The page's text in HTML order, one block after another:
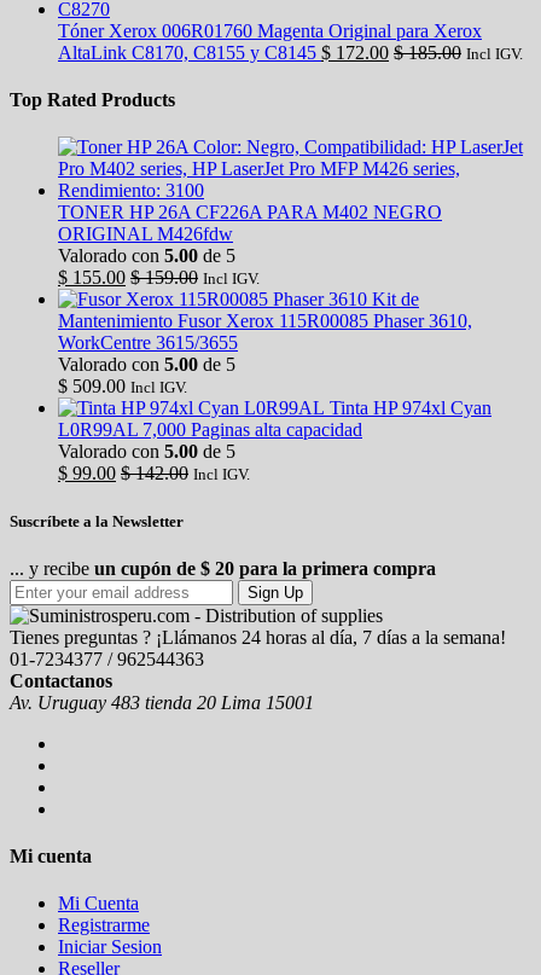
Tóner Xerox 006R01760 Magenta Original para Xerox
AltaLink C8170, C8155 y C8145 $ 172.00 $185.00 Incl IGV.
Top Rated Products
TONER HP 26A CF226A PARA M402 NEGRO
ORIGINAL M426fdw
Valorado con 5.00 de 5
$ 155.00 $159.00 Incl IGV.
Kit de
Mantenimiento Fusor Xerox 115R00085 Phaser 3610,
WorkCentre 3615/3655
Valorado con 5.00 de 5
$ 509.00 Incl IGV.
Tinta HP 974xl Cyan
L0R99AL 7,000 Paginas alta capacidad
Valorado con 5.00 de 5
$ 99.00 $142.00 Incl IGV.
Suscríbete a la Newsletter
... y recibe un cupón de $ 20 para la primera compra
Sign Up
Tienes preguntas ? ¡Llámanos 24 horas al día, 7 días a la semana!
01-7234377 / 962544363
Contactanos
Av. Uruguay 483 tienda 20 Lima 15001
Mi cuenta
Mi Cuenta
Registrarme
Iniciar Sesion
Reseller